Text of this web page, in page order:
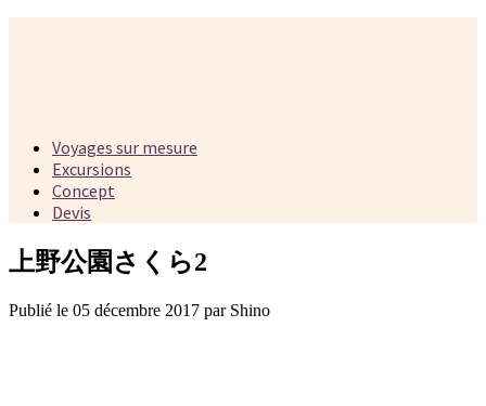
Voyages sur mesure
Excursions
Concept
Devis
上野公園さくら2
Publié le 05 décembre 2017 par Shino